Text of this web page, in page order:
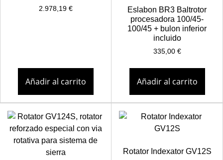
2.978,19 €
Añadir al carrito
Eslabon BR3 Baltrotor
procesadora 100/45-
100/45 + bulon inferior
incluido
335,00 €
Añadir al carrito
Rotator Indexator GV12S